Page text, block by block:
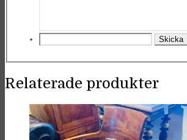
Relaterade produkter